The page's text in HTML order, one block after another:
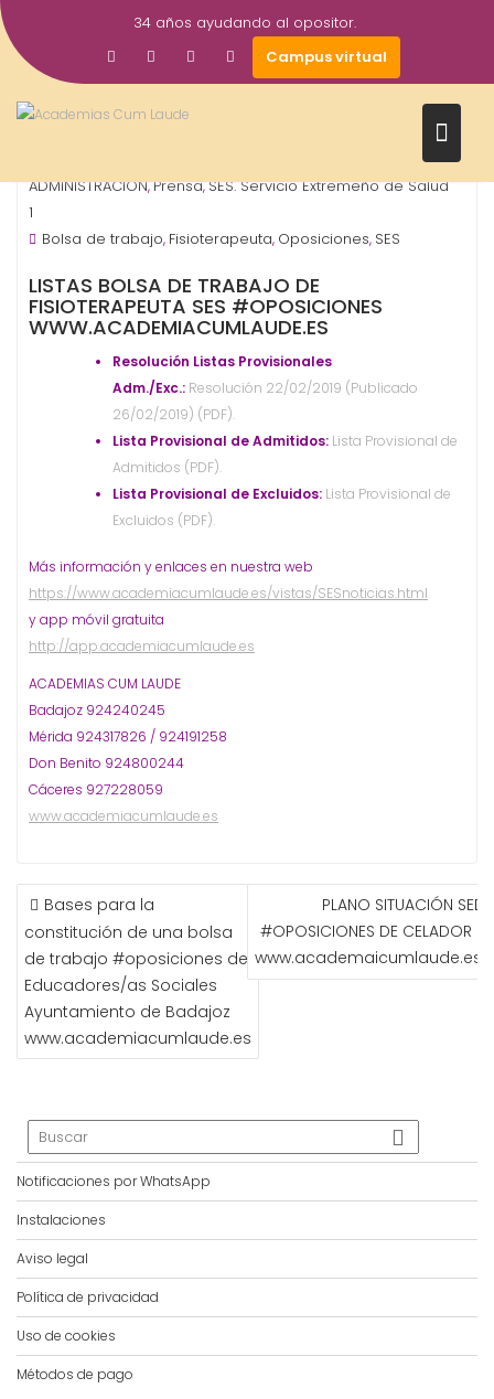
Saltar
al
contenido
34 años ayudando al opositor.
Campus virtual
Feb
2019
academiacumlaudeoposiciones
ADMINISTRACIÓN,Prensa,SES. Servicio Extremeño de Salud
1
Bolsa de trabajo, Fisioterapeuta, Oposiciones, SES
LISTAS BOLSA DE TRABAJO DE
FISIOTERAPEUTA SES #OPOSICIONES
WWW.ACADEMIACUMLAUDE.ES
Resolución Listas Provisionales
Adm./Exc.: Resolución 22/02/2019 (Publicado
26/02/2019) (PDF).
Lista Provisional de Admitidos: Lista Provisional de
Admitidos (PDF).
Lista Provisional de Excluidos: Lista Provisional de
Excluidos (PDF).
Más información y enlaces en nuestra web
https://www.academiacumlaude.es/vistas/SESnoticias.html
y app móvil gratuita
http://app.academiacumlaude.es
ACADEMIAS CUM LAUDE
Badajoz 924240245
Mérida 924317826 / 924191258
Don Benito 924800244
Cáceres 927228059
www.academiacumlaude.es
NAVEGACIÓN
DE
ENTRADAS
Bases para la
constitución de una bolsa
de trabajo #oposiciones de
Educadores/as Sociales
Ayuntamiento de Badajoz
www.academiacumlaude.es
PLANO SITUACIÓN
#OPOSICIONES DE CELADOR
www.academaicumlaude.es
Notificaciones por WhatsApp
Instalaciones
Aviso legal
Política de privacidad
Uso de cookies
Métodos de pago